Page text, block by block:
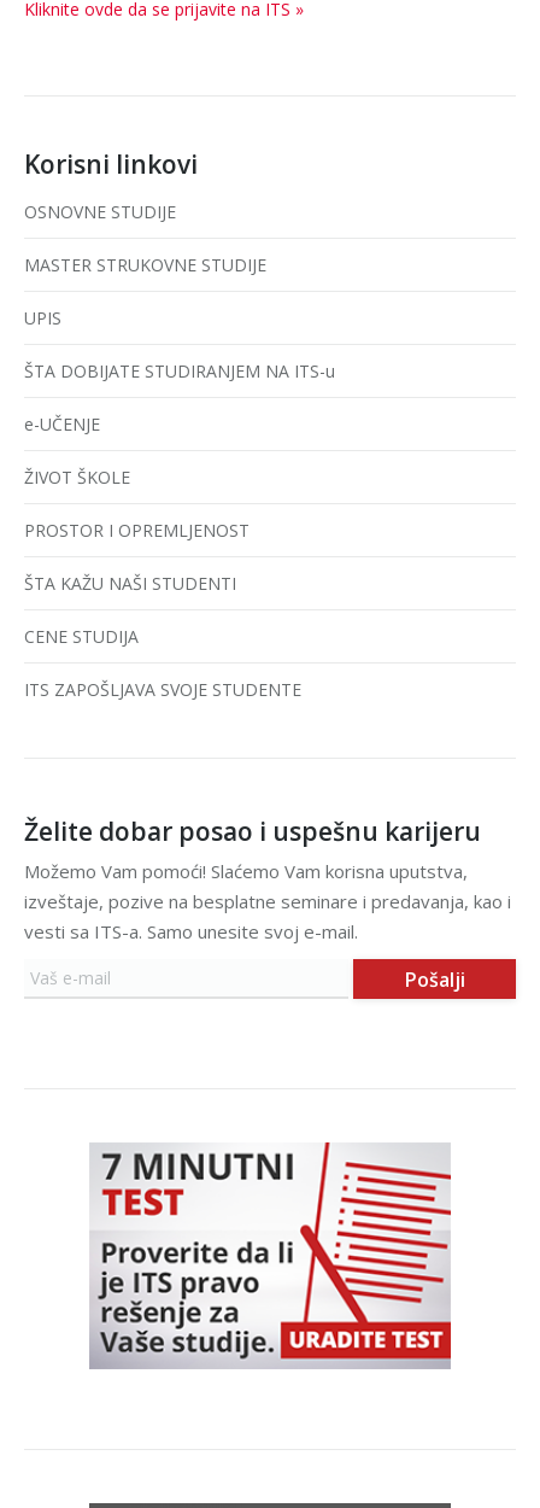
Kliknite ovde da se prijavite na ITS »
Korisni linkovi
OSNOVNE STUDIJE
MASTER STRUKOVNE STUDIJE
UPIS
ŠTA DOBIJATE STUDIRANJEM NA ITS-u
e-UČENJE
ŽIVOT ŠKOLE
PROSTOR I OPREMLJENOST
ŠTA KAŽU NAŠI STUDENTI
CENE STUDIJA
ITS ZAPOŠLJAVA SVOJE STUDENTE
Želite dobar posao i uspešnu karijeru
Možemo Vam pomoći! Slaćemo Vam korisna uputstva,
izveštaje, pozive na besplatne seminare i predavanja, kao i
vesti sa ITS-a. Samo unesite svoj e-mail.